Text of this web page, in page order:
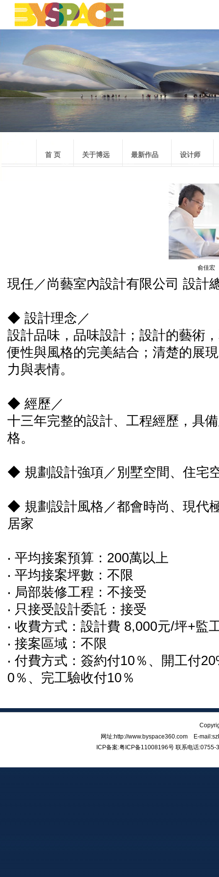
首 页 关于博远 最新作品 设计师
俞佳宏
現任／尚藝室內設計有限公司 設計
◆ 設計理念／
設計品味，品味設計；設計的藝術
便性與風格的完美結合；清楚的展
力與表情。
◆ 經歷／
十三年完整的設計、工程經歷，具
格。
◆ 規劃設計強項／別墅空間、住宅
◆ 規劃設計風格／都會時尚、現代
居家
‧ 平均接案預算：200萬以上
‧ 平均接案坪數：不限
‧ 局部裝修工程：不接受
‧ 只接受設計委託：接受
‧ 收費方式：設計費 8,000元/坪+監
‧ 接案區域：不限
‧ 付費方式：簽約付10％、開工付
0％、完工驗收付10％
网址:http://www.byspace360.com E-
ICP备案:粤ICP备11008196号 联系电话